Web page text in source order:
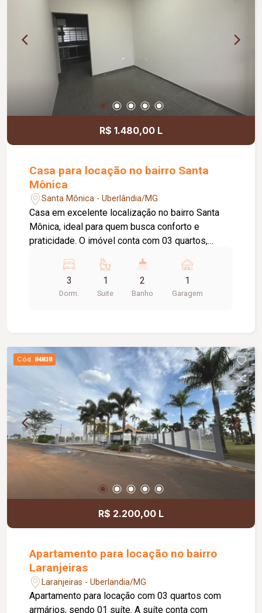
R$ 1.480,00 L
Casa para locação no bairro Santa
Mônica
Santa Mônica - Uberlândia/MG
Casa em excelente localização no bairro Santa
Mônica, ideal para quem busca conforto e
praticidade. O imóvel conta com 03 quartos,
aconchegante e cozinha equipada com armário
sob a pia. Possui ainda área de lavanderia e 01
vaga de garagem coberta. Ótima opção para
3
Dorm.
1
Suite
2
Banho
1
Garagem
Cód. 84838
R$ 2.200,00 L
Apartamento para locação no bairro
Laranjeiras
Laranjeiras - Uberlandia/MG
Apartamento para locação com 03 quartos com
armários, sendo 01 suíte. A suíte conta com